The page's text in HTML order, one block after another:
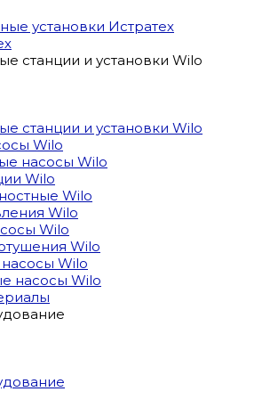
установки Истратех
станции и установки Wilo
станции и установки Wilo
Wilo
насосы Wilo
Wilo
Wilo
Wilo
Wilo
Wilo
Wilo
насосы Wilo